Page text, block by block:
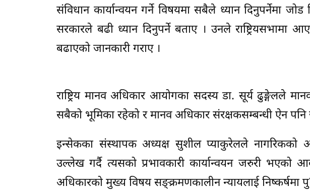
संविधान कार्यान्वयन गर्ने विषयमा सबैले ध्यान दिनुपर्नेमा
सरकारले बढी ध्यान दिनुपर्ने बताए । उनले राष्ट्रियसभामा
बढाएको जानकारी गराए ।
राष्ट्रिय मानव अधिकार आयोगका सदस्य डा. सूर्य ढुङ्गेलले
सबैको भूमिका रहेको र मानव अधिकार संरक्षकसम्बन्धी ऐन
इन्सेकका संस्थापक अध्यक्ष सुशील प्याकुरेलले नागरिकको
उल्लेख गर्दै त्यसको प्रभावकारी कार्यान्वयन जरुरी
अधिकारको मुख्य विषय सङ्क्रमणकालीन न्यायलाई निष्कर्षमा